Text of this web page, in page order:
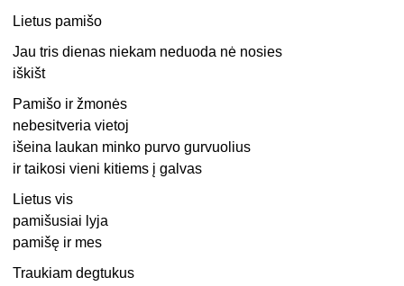
Lietus pamišo
Jau tris dienas niekam neduoda nė nosies
iškišt
Pamišo ir žmonės
nebesitveria vietoj
išeina laukan minko purvo gurvuolius
ir taikosi vieni kitiems į galvas
Lietus vis
pamišusiai lyja
pamišę ir mes
Traukiam degtukus